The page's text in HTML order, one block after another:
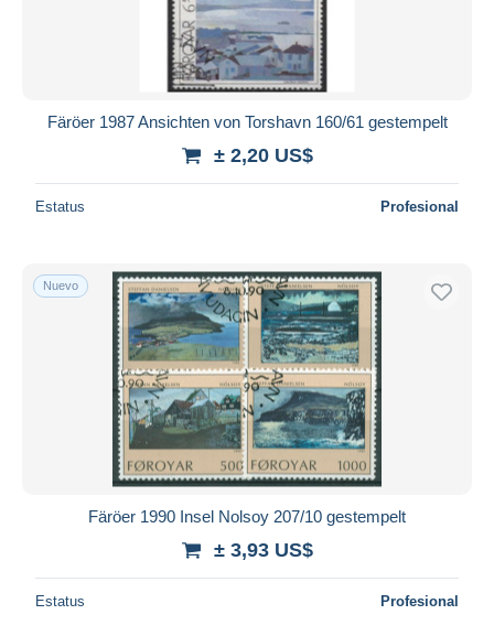
Färöer 1987 Ansichten von Torshavn 160/61 gestempelt
± 2,20 US$
Estatus Profesional
Nuevo
Färöer 1990 Insel Nolsoy 207/10 gestempelt
± 3,93 US$
Estatus Profesional